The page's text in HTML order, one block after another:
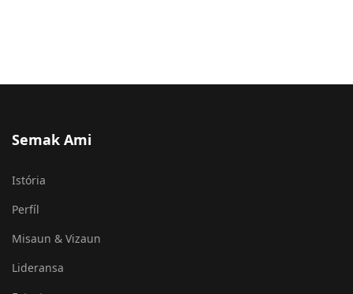
Semak Ami
Istória
Perfíl
Misaun & Vizaun